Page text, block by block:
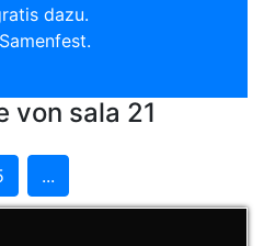
dazu.
von sala 21
...